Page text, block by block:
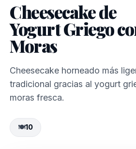
Cheesecake de
Yogurt Griego
Moras
Cheesecake horneado más
tradicional gracias al yogurt
moras fresca.
🍽10